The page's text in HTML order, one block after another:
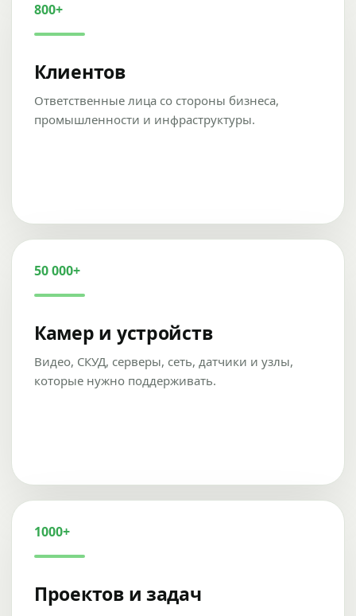
800+
Клиентов
Ответственные лица со стороны бизнеса,
промышленности и инфраструктуры.
50 000+
Камер и устройств
Видео, СКУД, серверы, сеть, датчики и узлы,
которые нужно поддерживать.
1000+
Проектов и задач